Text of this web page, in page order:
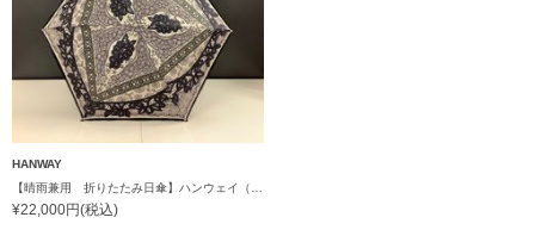
HANWAY
¥22,000円(税込)